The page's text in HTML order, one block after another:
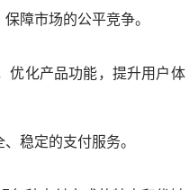
障市场的公平竞争。
优化产品功能，提升用户体
稳定的支付服务。